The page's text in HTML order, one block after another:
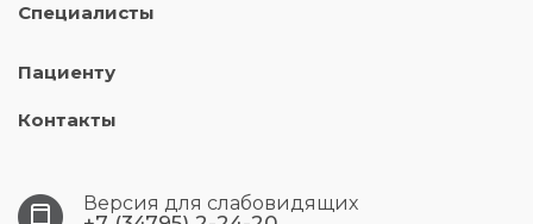
Специалисты
Пациенту
Контакты
Версия для слабовидящих